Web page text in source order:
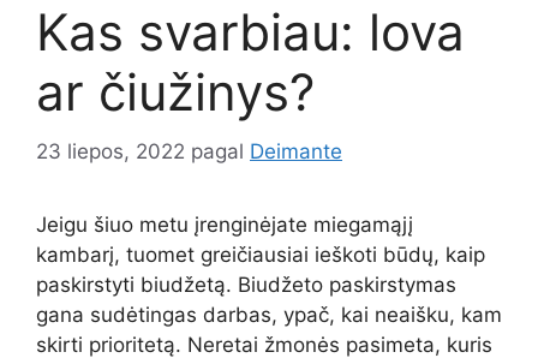
Kas svarbiau: lova
ar čiužinys?
23 liepos, 2022 pagal Deimante
Jeigu šiuo metu įrenginėjate miegamąjį
kambarį, tuomet greičiausiai ieškoti būdų, kaip
paskirstyti biudžetą. Biudžeto paskirstymas
gana sudėtingas darbas, ypač, kai neaišku, kam
skirti prioritetą. Neretai žmonės pasimeta, kuris